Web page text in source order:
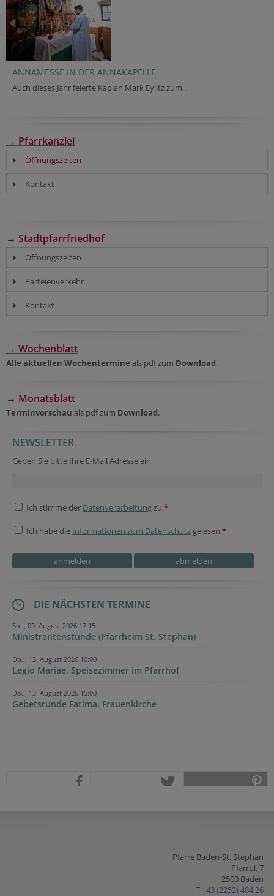
ANNAMESSE IN DER ANNAKAPELLE
Auch dieses Jahr feierte Kaplan Mark Eylitz zum...
→ Pfarrkanzlei
Öffnungszeiten
Kontakt
→ Stadtpfarrfriedhof
Öffnungszeiten
Parteienverkehr
Kontakt
→ Wochenblatt
Alle aktuellen Wochentermine als pdf zum Download.
→ Monatsblatt
Terminvorschau als pdf zum Download.
NEWSLETTER
Geben Sie bitte Ihre E-Mail Adresse ein
Ich stimme der Datenverarbeitungzu.*
Ich habe die Informationen zum Datenschutz gelesen.*
DIE NÄCHSTEN TERMINE
So.., 09. August 2026 17:15
Ministrantenstunde (Pfarrheim St. Stephan)
Do.., 13. August 2026 10:00
Legio Mariae, Speisezimmer im Pfarrhof
Do.., 13. August 2026 15:00
Gebetsrunde Fatima, Frauenkirche
Pfarre Baden-St. Stephan
Pfarrpl. 7
2500 Baden
T +43 (2252) 484 26